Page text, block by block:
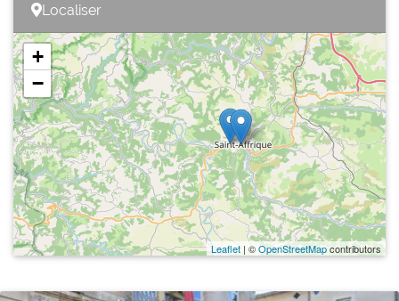
Localiser
+
−
Leaflet | ©OpenStreetMapcontributors